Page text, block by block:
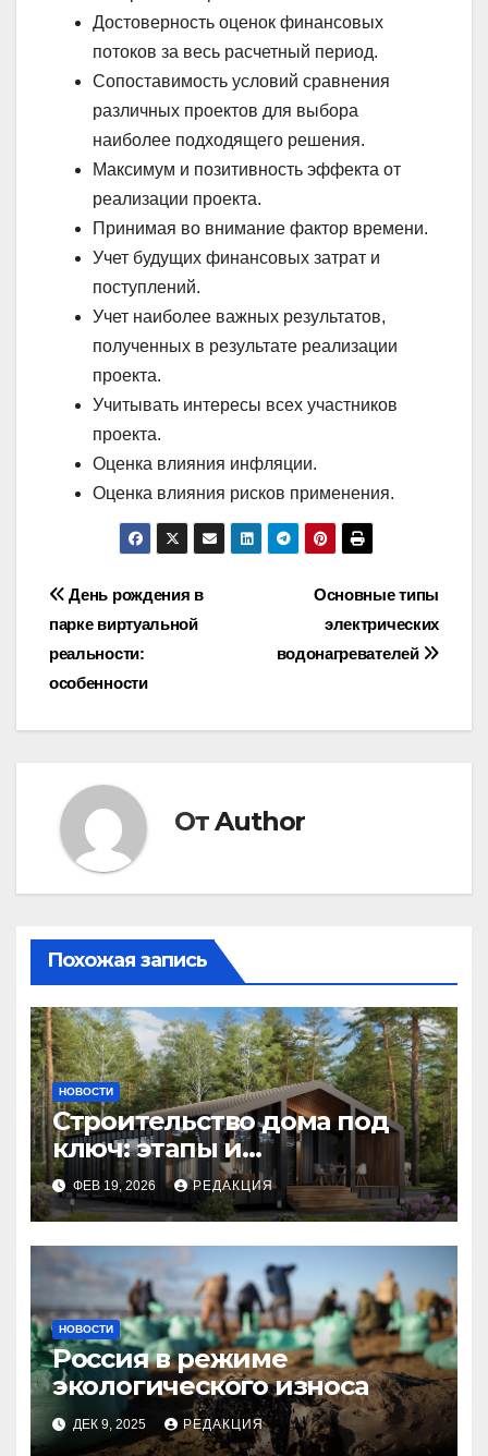
Достоверность оценок финансовых
потоков за весь расчетный период.
Сопоставимость условий сравнения
различных проектов для выбора
наиболее подходящего решения.
Максимум и позитивность эффекта от
реализации проекта.
Принимая во внимание фактор времени.
Учет будущих финансовых затрат и
поступлений.
Учет наиболее важных результатов,
полученных в результате реализации
проекта.
Учитывать интересы всех участников
проекта.
Оценка влияния инфляции.
Оценка влияния рисков применения.
Навигация
по
записям
Основные типы
электрических
водонагревателей
День рождения в
парке виртуальной
реальности:
особенности
ОтAuthor
Похожая запись
НОВОСТИ
Строительство дома под
ключ: этапы и
планирование бюджета
ФЕВ 19, 2026 РЕДАКЦИЯ
НОВОСТИ
Россия в режиме
экологического износа
ДЕК 9, 2025 РЕДАКЦИЯ